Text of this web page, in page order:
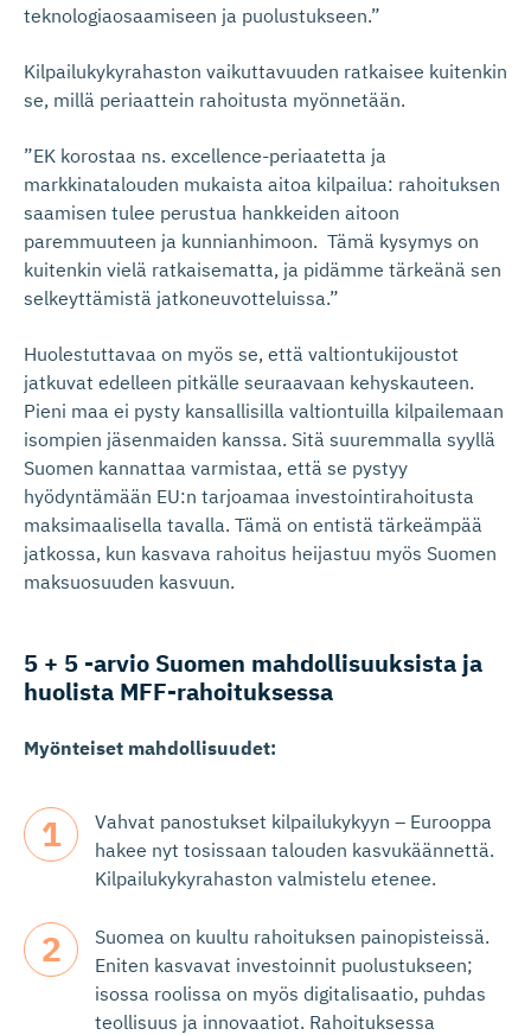
teknologiaosaamiseen ja puolustukseen.”
Kilpailukykyrahaston vaikuttavuuden ratkaisee kuitenkin
se, millä periaattein rahoitusta myönnetään.
”EK korostaa ns. excellence-periaatetta ja
markkinatalouden mukaista aitoa kilpailua: rahoituksen
saamisen tulee perustua hankkeiden aitoon
paremmuuteen ja kunnianhimoon. Tämä kysymys on
kuitenkin vielä ratkaisematta, ja pidämme tärkeänä sen
selkeyttämistä jatkoneuvotteluissa.”
Huolestuttavaa on myös se, että valtiontukijoustot
jatkuvat edelleen pitkälle seuraavaan kehyskauteen.
Pieni maa ei pysty kansallisilla valtiontuilla kilpailemaan
isompien jäsenmaiden kanssa. Sitä suuremmalla syyllä
Suomen kannattaa varmistaa, että se pystyy
hyödyntämään EU:n tarjoamaa investointirahoitusta
maksimaalisella tavalla. Tämä on entistä tärkeämpää
jatkossa, kun kasvava rahoitus heijastuu myös Suomen
maksuosuuden kasvuun.
5 + 5 -arvio Suomen mahdollisuuksista ja
huolista MFF-rahoi­tuksessa
Myönteiset mahdollisuudet:
Vahvat panostukset kilpailukykyyn – Eurooppa
hakee nyt tosissaan talouden kasvukäännettä.
Kilpailukykyrahaston valmistelu etenee.
Suomea on kuultu rahoituksen painopisteissä.
Eniten kasvavat investoinnit puolustukseen;
isossa roolissa on myös digitalisaatio, puhdas
teollisuus ja innovaatiot. Rahoituksessa